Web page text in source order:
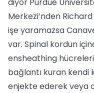
Merkezi’nden
işe yaramazsa
var. Spinal kordun
ensheathing
bağlantı kuran
enjekte ederek veya